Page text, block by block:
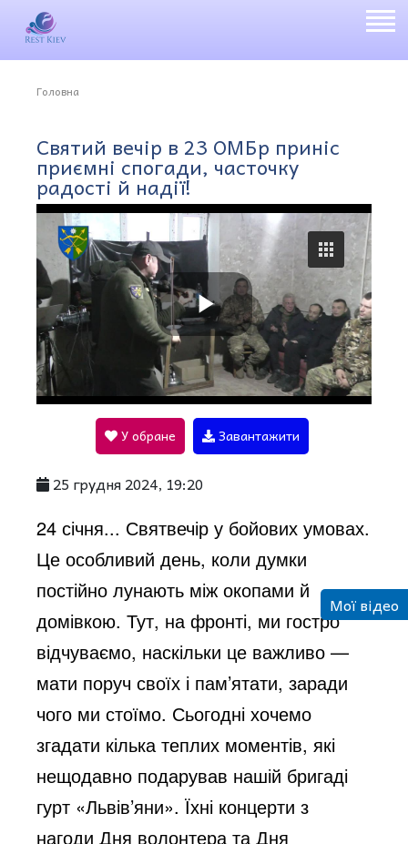
Головна
Святий вечір в 23 ОМБр приніс
приємні спогади, часточку
радості й надії!
P
l
a
y
V
i
d
e
У обране Завантажити
25 грудня 2024, 19:20
24 січня... Святвечір у бойових умовах.
Це особливий день, коли думки
постійно лунають між окопами й
домівкою. Тут, на фронті, ми гостро
відчуваємо, наскільки це важливо —
мати поруч своїх і пам’ятати, заради
чого ми стоїмо. Сьогодні хочемо
згадати кілька теплих моментів, які
нещодавно подарував нашій бригаді
гурт «Львів’яни». Їхні концерти з
нагоди Дня волонтера та Дня
Мої відео